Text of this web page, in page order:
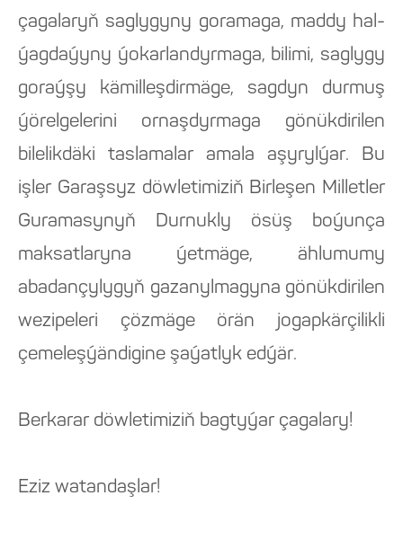
çagalaryň saglygyny goramaga, maddy hal-
ýagdaýyny ýokarlandyrmaga, bilimi, saglygy
goraýşy kämilleşdirmäge, sagdyn durmuş
ýörelgelerini ornaşdyrmaga gönükdirilen
bilelikdäki taslamalar amala aşyrylýar. Bu
işler Garaşsyz döwletimiziň Birleşen Milletler
Guramasynyň Durnukly ösüş boýunça
maksatlaryna ýetmäge, ählumumy
abadançylygyň gazanylmagyna gönükdirilen
wezipeleri çözmäge örän jogapkärçilikli
çemeleşýändigine şaýatlyk edýär.
Berkarar döwletimiziň bagtyýar çagalary!
Eziz watandaşlar!